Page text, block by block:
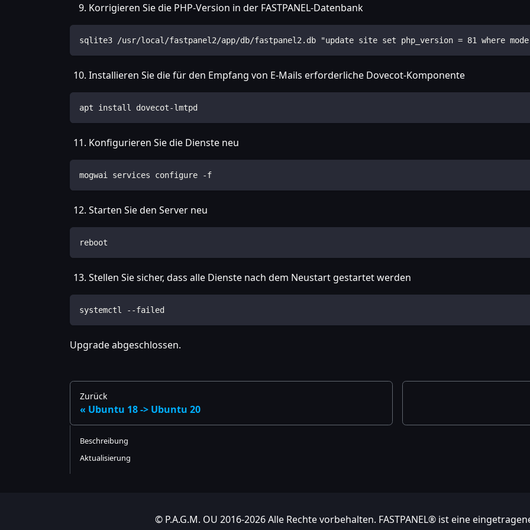
Korrigieren Sie die PHP-Version in der FASTPANEL-Datenbank
sqlite3 /usr/local/fastpanel2/app/db/fastpanel2.db "update site set php_version = 81 where
Installieren Sie die für den Empfang von E-Mails erforderliche Dovecot-Komponente
apt install dovecot-lmtpd
Konfigurieren Sie die Dienste neu
mogwai services configure -f
Starten Sie den Server neu
reboot
Stellen Sie sicher, dass alle Dienste nach dem Neustart gestartet werden
systemctl --failed
Upgrade abgeschlossen.
Zurück
Ubuntu 18 -> Ubuntu 20
Beschreibung
Aktualisierung
© P.A.G.M. OU 2016-2026 Alle Rechte vorbehalten. FASTPANEL® ist eine